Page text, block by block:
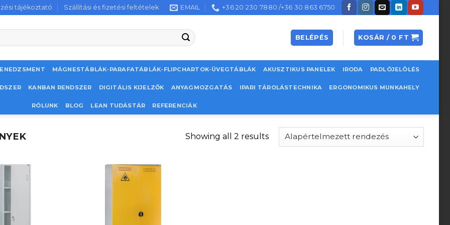
tájékoztató Szállítási és fizetési feltételek EMAIL +36 20 230 7880 /+36 30 863 6750
BELÉPÉS KOSÁR / 0 FT
MÁGNESTÁBLÁK-PARAFATÁBLÁK-FLIPCHARTOK-ÜVEGTÁBLÁK AKUSZTIKUS PANELEK IRODA PADLÓJELÖLÉS
KANBAN RENDSZER DIGITÁLIS KIJELZŐK ANYAGMOZGATÁS IPARI TÁROLÁSTECHNIKA ERGONOMIKUS MUNKAHELY
RÓLUNK BLOG LEAN TUDÁSTÁR REFERENCIÁK
Showing all 2 results